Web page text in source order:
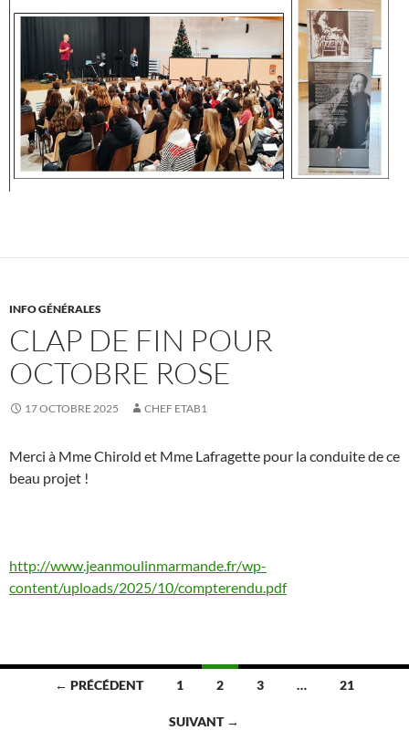
INFO GÉNÉRALES
CLAP DE FIN POUR
OCTOBRE ROSE
17 OCTOBRE 2025 CHEF ETAB1
Merci à Mme Chirold et Mme Lafragette pour la conduite de ce
beau projet !
http://www.jeanmoulinmarmande.fr/wp-
content/uploads/2025/10/compterendu.pdf
Navigation
← PRÉCÉDENT 1 2 3 … 21
SUIVANT →